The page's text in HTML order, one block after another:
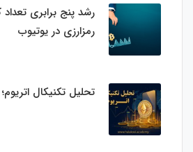
رشد پنج برابری
رمزارزی در یوتیوب
تحلیل تکنیکال اتریوم؛